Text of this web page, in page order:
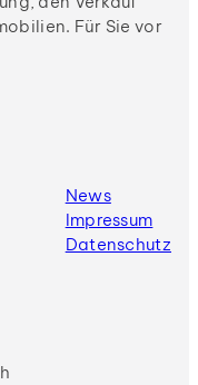
Für Sie vor
News
Impressum
Datenschutz